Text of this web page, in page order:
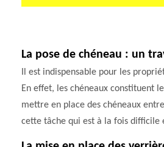
La pose de chéneau : un
Il est indispensable pour les
En effet, les chéneaux constituent
mettre en place des chéneaux
cette tâche qui est à la fois difficile